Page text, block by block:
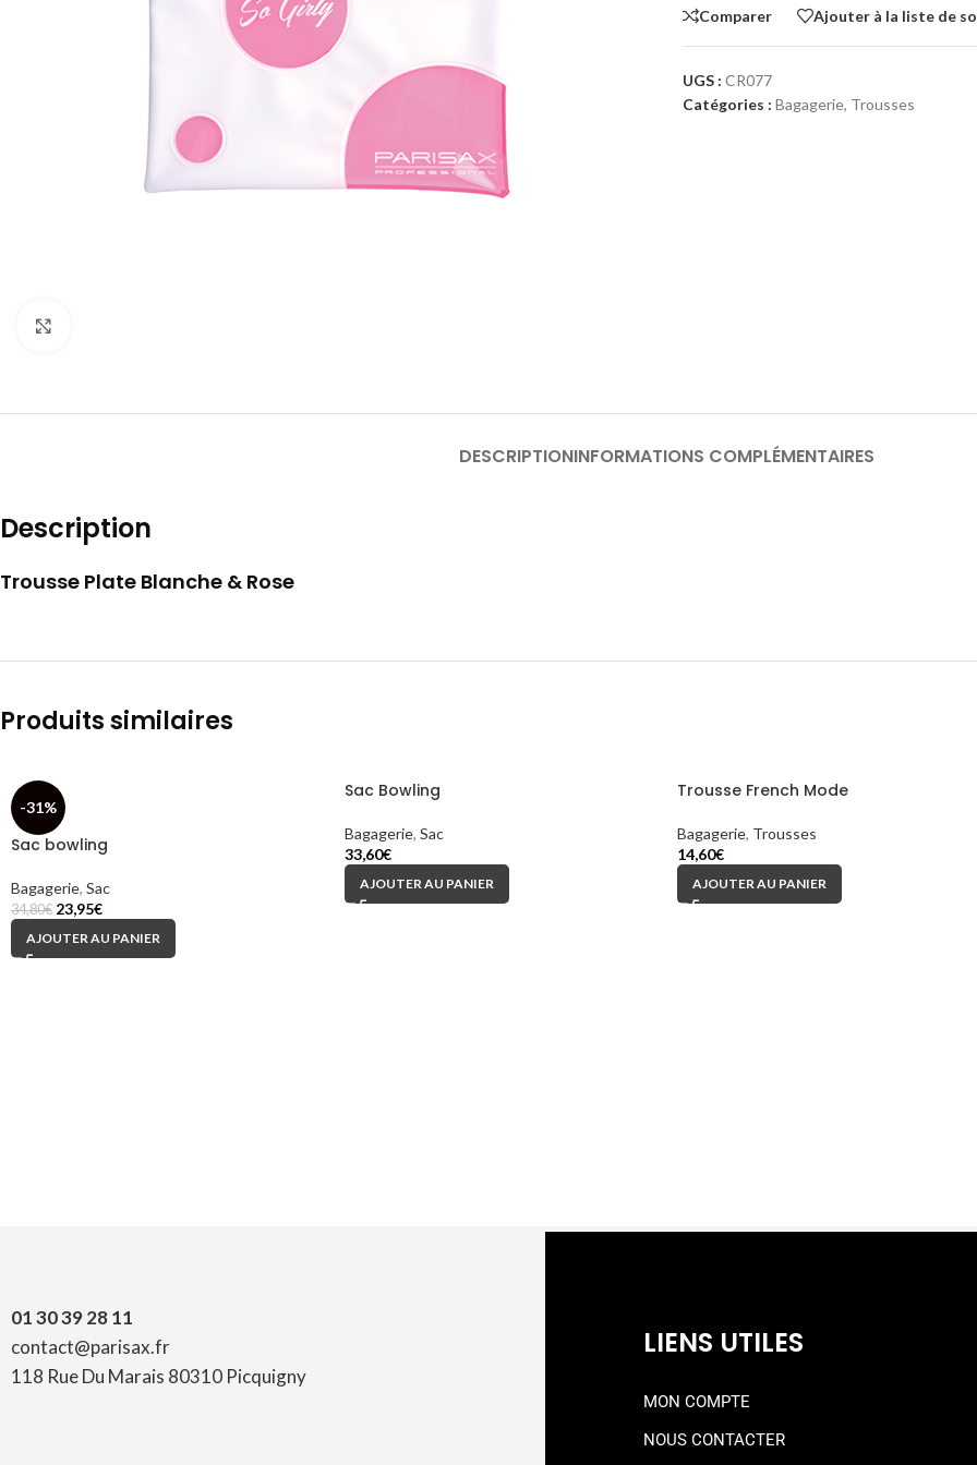
Comparer Ajouter à la liste de
UGS : CR077
Catégories : Bagagerie, Trousses
DESCRIPTIONINFORMATIONS COMPLÉMENTAIRES
Description
Trousse Plate Blanche & Rose
Produits similaires
-31%
Sac bowling
Bagagerie, Sac
34,80€ 23,95€
AJOUTER AU PANIER
Sac Bowling
Bagagerie, Sac
33,60€
AJOUTER AU PANIER
Trousse French Mode
Bagagerie, Trousses
14,60€
AJOUTER AU PANIER
01 30 39 28 11
contact@parisax.fr
118 Rue Du Marais 80310 Picquigny
LIENS UTILES
MON COMPTE
NOUS CONTACTER